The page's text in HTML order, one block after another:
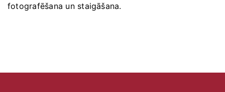
fotografēšana un staigāšana.